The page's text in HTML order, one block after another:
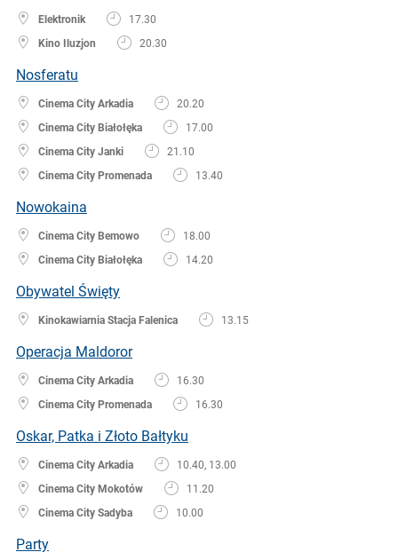
Elektronik
17.30
Kino Iluzjon
20.30
Nosferatu
Cinema City Arkadia
20.20
Cinema City Białołęka
17.00
Cinema City Janki
21.10
Cinema City Promenada
13.40
Nowokaina
Cinema City Bemowo
18.00
Cinema City Białołęka
14.20
Obywatel Święty
Kinokawiarnia Stacja Falenica 13.15
Operacja Maldoror
Cinema City Arkadia
16.30
Cinema City Promenada
16.30
Oskar, Patka i Złoto Bałtyku
Cinema City Arkadia
10.40, 13.00
Cinema City Mokotów
11.20
Cinema City Sadyba
10.00
Party